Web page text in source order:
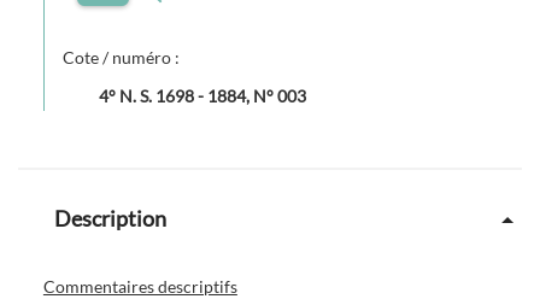
Cote / numéro :
4° N. S. 1698 - 1884, N° 003
Description
Commentaires descriptifs